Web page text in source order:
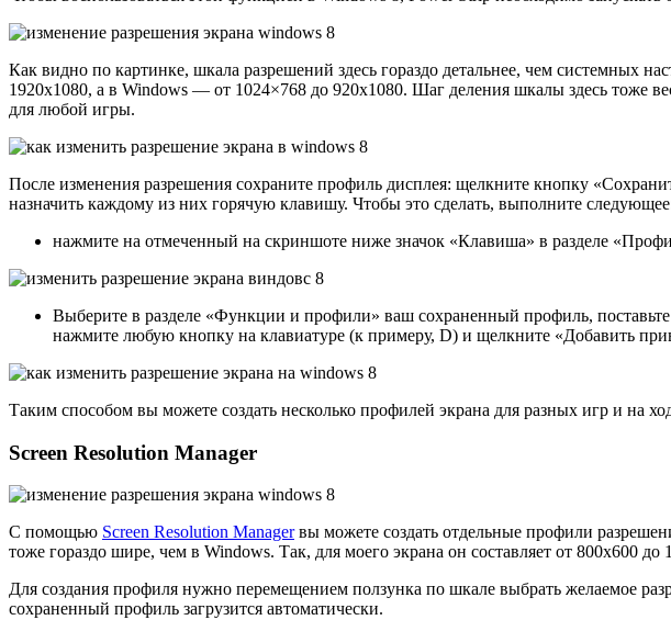
Как видно по картинке, шкала разрешений здесь гораздо детальнее, чем системных
1920х1080, а в Windows — от 1024×768 до 920х1080. Шаг деления шкалы здесь тоже
для любой игры.
После изменения разрешения сохраните профиль дисплея: щелкните кнопку
назначить каждому из них горячую клавишу. Чтобы это сделать, выполните
нажмите на отмеченный на скриншоте ниже значок «Клавиша» в разделе
Выберите в разделе «Функции и профили» ваш сохраненный профиль,
нажмите любую кнопку на клавиатуре (к примеру, D) и щелкните «Добавить
Таким способом вы можете создать несколько профилей экрана для разных игр и на
Screen Resolution Manager
С помощью Screen Resolution Managerвы можете создать отдельные профили
тоже гораздо шире, чем в Windows. Так, для моего экрана он составляет от 800х600
Для создания профиля нужно перемещением ползунка по шкале выбрать желаемое
сохраненный профиль загрузится автоматически.